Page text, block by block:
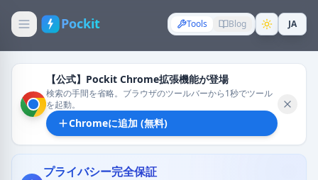
Pockit Tools Blog JA
【公式】Pockit Chrome拡張機能が登場
検索の手間を省略。ブラウザのツールバーから1秒でツール
を起動。
Chromeに追加 (無料)
プライバシー完全保証